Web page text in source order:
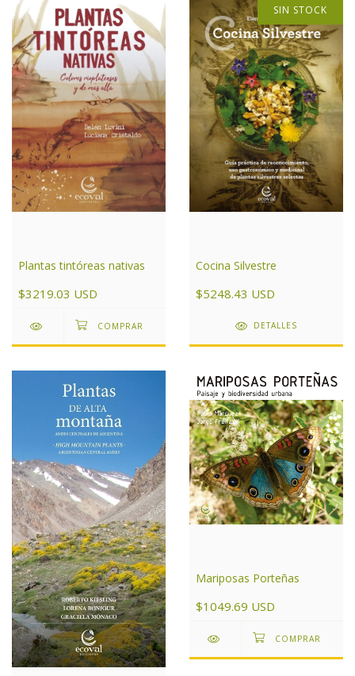
Plantas tintóreas nativas
$3219.03 USD
SIN STOCK
Cocina Silvestre
$5248.43 USD
DETALLES
Mariposas Porteñas
$1049.69 USD